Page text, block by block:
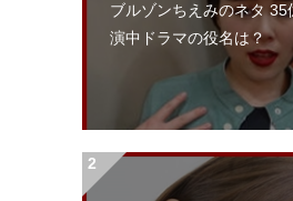
ブルゾンちえみのネタ 35
演中ドラマの役名は？